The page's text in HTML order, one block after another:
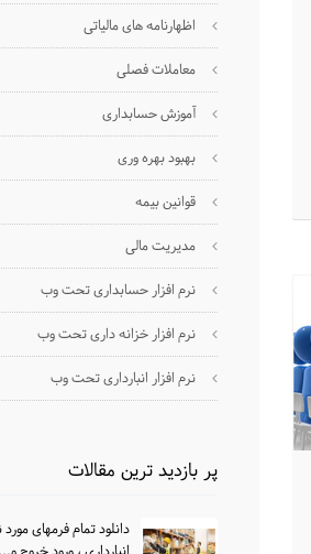
اظهارنامه های مالیاتی
معاملات فصلی
آموزش حسابداری
بهبود بهره وری
قوانین بیمه
مدیریت مالی
نرم افزار حسابداری تحت وب
نرم افزار خزانه داری تحت وب
نرم افزار انبارداری تحت وب
پر بازدید ترین مقالات
دانلود تمام فرمهای مورد